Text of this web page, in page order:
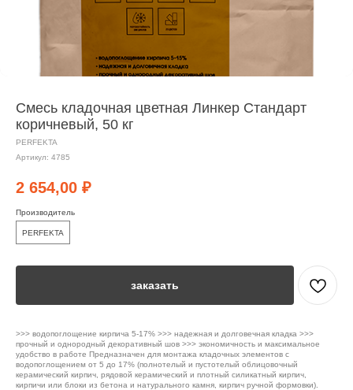
Смесь кладочная цветная Линкер Стандарт
коричневый, 50 кг
PERFEKTA
Артикул: 4785
2 654,00 ₽
Производитель
PERFEKTA
заказать
>>> водопоглощение кирпича 5-17% >>> надежная и долговечная кладка >>>
прочный и однородный декоративный шов >>> экономичность и максимальное
удобство в работе Предназначен для монтажа кладочных элементов с
водопоглощением от 5 до 17% (полнотелый и пустотелый облицовочный
керамический кирпич, рядовой керамический и плотный силикатный кирпич,
кирпичи или блоки из бетона и натурального камня, кирпич ручной формовки).